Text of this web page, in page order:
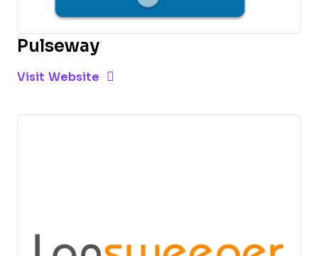
Pulseway
Visit Website Opens New Window